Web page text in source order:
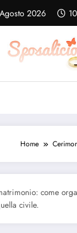
2026
Home
come
civile.